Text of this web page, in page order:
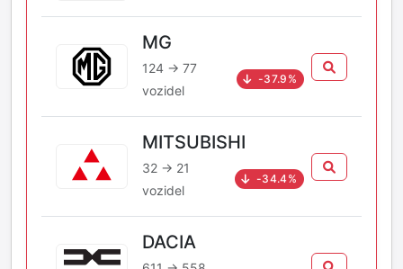
MG
124 → 77
vozidel
-37.9%
MITSUBISHI
32 → 21
vozidel
-34.4%
DACIA